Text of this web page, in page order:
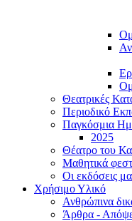
Θεατρικές
Περιοδικό
Παγκόσμια
2025
Θέατρο του
Μαθητικά
Οι εκδόσεις
Χρήσιμο Υλικό
Ανθρώπινα
Άρθρα -